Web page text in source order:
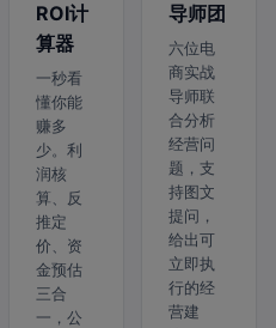
ROI计
算器
一秒看
懂你能
赚多
少。利
润核
算、反
推定
价、资
金预估
三合
一，公
导师团
六位电
商实战
导师联
合分析
经营问
题，支
持图文
提问，
给出可
立即执
行的经
营建